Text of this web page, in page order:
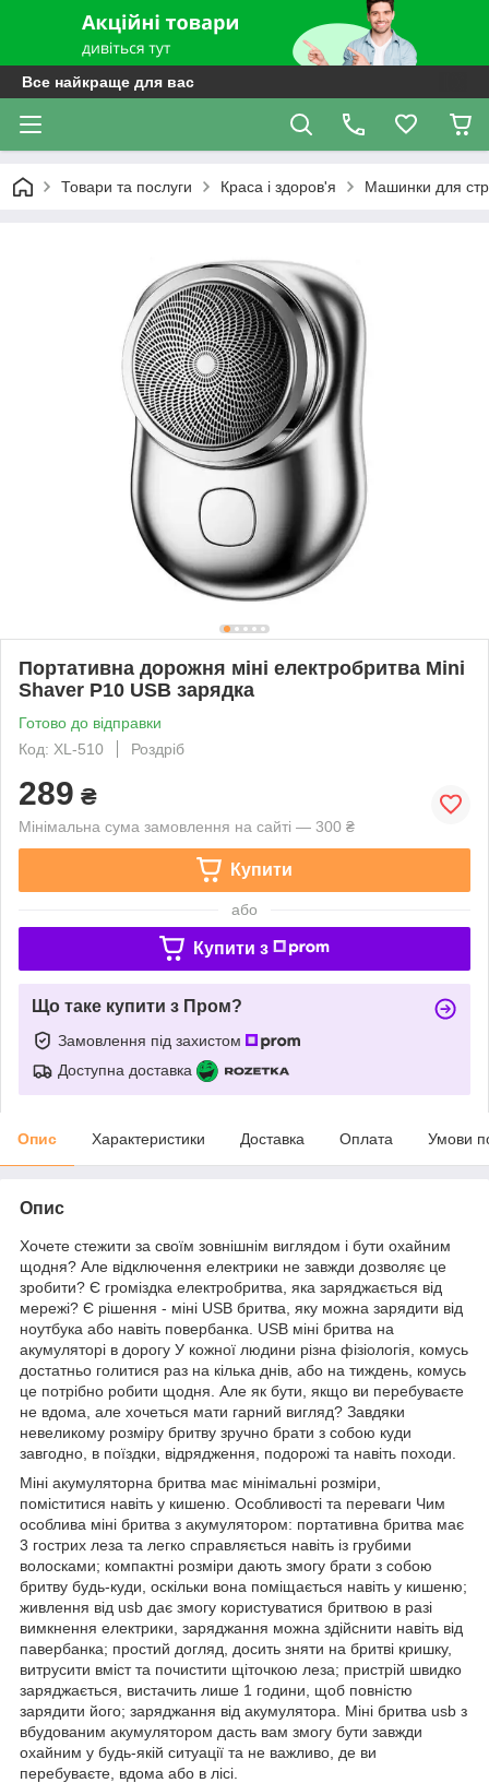
Все найкраще для вас
Товари та послуги Краса і здоров'я Машинки для
Портативна дорожня міні електробритва Mini
Shaver P10 USB зарядка
Готово до відправки
Код: XL-510
Роздріб
289 ₴
Мінімальна сума замовлення на сайті — 300 ₴
Купити
або
Купити з
Що таке купити з Пром?
Замовлення під захистом
Доступна доставка
Опис Характеристики Доставка Оплата Умови
Опис
Хочете стежити за своїм зовнішнім виглядом і бути охайним
щодня? Але відключення електрики не завжди дозволяє це
зробити? Є громіздка електробритва, яка заряджається від
мережі? Є рішення - міні USB бритва, яку можна зарядити від
ноутбука або навіть повербанка. USB міні бритва на
акумуляторі в дорогу У кожної людини різна фізіологія, комусь
достатньо голитися раз на кілька днів, або на тиждень, комусь
це потрібно робити щодня. Але як бути, якщо ви перебуваєте
не вдома, але хочеться мати гарний вигляд? Завдяки
невеликому розміру бритву зручно брати з собою куди
завгодно, в поїздки, відрядження, подорожі та навіть походи.
Міні акумуляторна бритва має мінімальні розміри,
поміститися навіть у кишеню. Особливості та переваги Чим
особлива міні бритва з акумулятором: портативна бритва має
3 гострих леза та легко справляється навіть із грубими
волосками; компактні розміри дають змогу брати з собою
бритву будь-куди, оскільки вона поміщається навіть у кишеню;
живлення від usb дає змогу користуватися бритвою в разі
вимкнення електрики, заряджання можна здійснити навіть від
павербанка; простий догляд, досить зняти на бритві кришку,
витрусити вміст та почистити щіточкою леза; пристрій швидко
заряджається, вистачить лише 1 години, щоб повністю
зарядити його; заряджання від акумулятора. Міні бритва usb з
вбудованим акумулятором дасть вам змогу бути завжди
охайним у будь-якій ситуації та не важливо, де ви
перебуваєте, вдома або в лісі.